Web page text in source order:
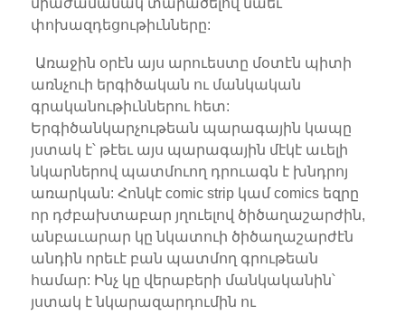
միաժամանակ տարածելով նաեւ
փոխազդեցութիւնները:
Առաջին օրէն այս արուեստը մօտէն պիտի
առնչուի երգիծական ու մանկական
գրականութիւններու հետ:
Երգիծանկարչութեան պարագային կապը
յստակ է՝ թէեւ այս պարագային մէկէ աւելի
նկարներով պատմուող դրուագն է խնդրոյ
առարկան: Հոնկէ comic strip կամ comics եզրը
որ դժբախտաբար յղուելով ծիծաղաշարժին,
անբաւարար կը նկատուի ծիծաղաշարժէն
անդին որեւէ բան պատմող գրութեան
համար: Ինչ կը վերաբերի մանկականին՝
յստակ է նկարազարդումին ու